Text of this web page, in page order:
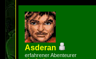
Asderan
erfahrener Abenteurer